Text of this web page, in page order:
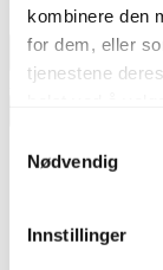
kombinere den
for dem, eller
tjenestene
Nødvendig
Innstillinger
Alltid beste pris